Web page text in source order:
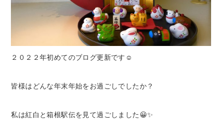
２０２２年初めてのブログ更新です☺️
皆様はどんな年末年始をお過ごしでしたか？
私は紅白と箱根駅伝を見て過ごしました😀✨